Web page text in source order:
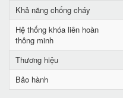
Khả năng chống cháy
Hệ thống khóa liên hoàn
thông minh
Thương hiệu
Bảo hành